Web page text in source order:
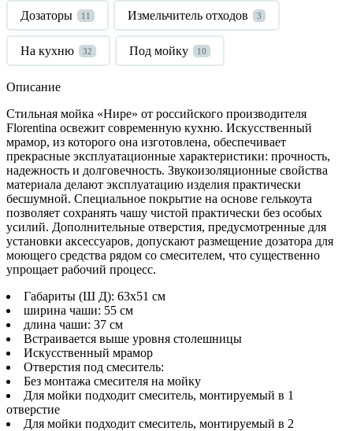
Дозаторы
11 Измельчитель отходов 3
На кухню 32 Под мойку 10
Описание
Стильная мойка «Нире» от российского производителя
Florentina освежит современную кухню. Искусственный
мрамор, из которого она изготовлена, обеспечивает
прекрасные эксплуатационные характеристики: прочность,
надежность и долговечность. Звукоизоляционные свойства
материала делают эксплуатацию изделия практически
бесшумной. Специальное покрытие на основе гелькоута
позволяет сохранять чашу чистой практически без особых
усилий. Дополнительные отверстия, предусмотренные для
установки аксессуаров, допускают размещение дозатора для
моющего средства рядом со смесителем, что существенно
упрощает рабочий процесс.
Габариты (Ш Д): 63x51 см
ширина чаши: 55 см
длина чаши: 37 см
Встраивается выше уровня столешницы
Искусственный мрамор
Отверстия под смеситель:
Без монтажа смесителя на мойку
Для мойки подходит смеситель, монтируемый в 1
отверстие
Для мойки подходит смеситель, монтируемый в 2